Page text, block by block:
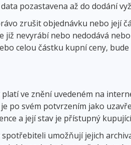
pozastavena až do dodání
zrušit objednávku nebo její
již nevyrábí nebo nedodává
celou částku kupní ceny,
ve znění uvedeném na
po svém potvrzením jako
a její stav je přístupný
umožňují jejich